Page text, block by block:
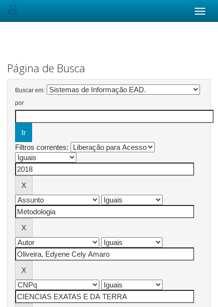
Página de Busca
Buscar em:
por
Filtros correntes: